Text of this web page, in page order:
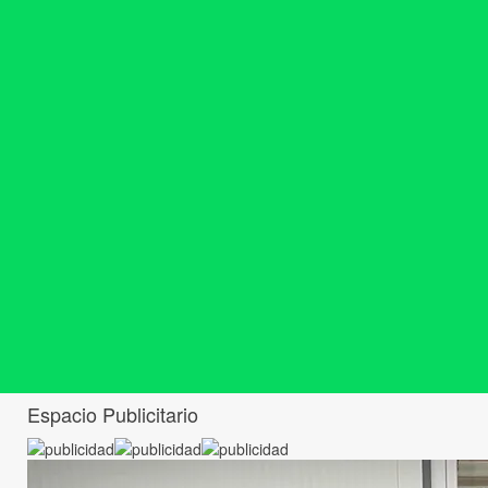
Espacio Publicitario